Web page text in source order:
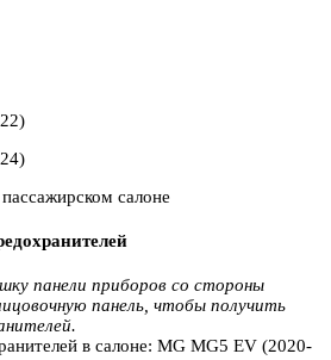
салоне
панели приборов со стороны
панель, чтобы получить